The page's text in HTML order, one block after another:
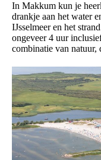
In Makkum kun je
drankje aan het water
IJsselmeer en het
ongeveer 4 uur
combinatie van natuur,